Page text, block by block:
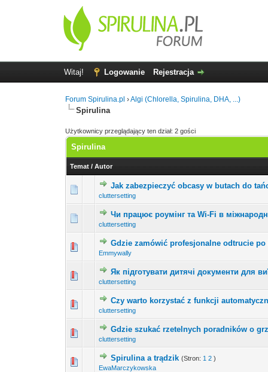
Witaj! Logowanie Rejestracja
Forum Spirulina.pl ›Algi (Chlorella, Spirulina, DHA, ...)
Spirulina
Użytkownicy przeglądający ten dział: 2 gości
Spirulina
Temat /Autor
Jak zabezpieczyć obcasy w butach do
cluttersetting
0 głosów - średnia 1
Чи працює роумінг та Wi-Fi в
cluttersetting
0 głosów - średnia 1
Gdzie zamówić profesjonalne odtrucie po
Emmywally
0 głosów - średnia 1
Як підготувати дитячі документи для
cluttersetting
0 głosów - średnia 1
Czy warto korzystać z funkcji
cluttersetting
0 głosów - średnia 1
Gdzie szukać rzetelnych poradników o
cluttersetting
0 głosów - średnia 1
Spirulina a trądzik (Stron: 1 2 )
EwaMarczykowska
1 głosów -